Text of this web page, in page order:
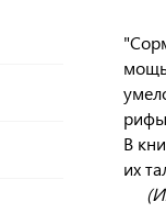
рифы
В
их